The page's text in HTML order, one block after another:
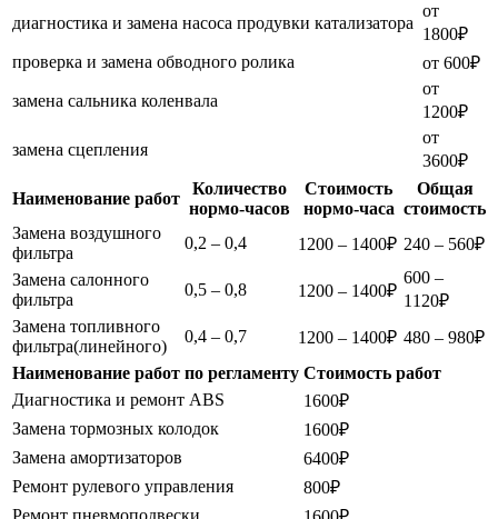
диагностика и замена насоса продувки катализатора
от
1800₽
проверка и замена обводного ролика
от 600₽
замена сальника коленвала
от
1200₽
замена сцепления
от
3600₽
Наименование работ
Количество
нормо-часов
Стоимость
нормо-часа
Общая
стоимость
Замена воздушного
фильтра
0,2 – 0,4 1200 – 1400₽ 240 – 560₽
Замена салонного
фильтра
0,5 – 0,8 1200 – 1400₽
600 –
1120₽
Замена топливного
фильтра(линейного)
0,4 – 0,7 1200 – 1400₽ 480 – 980₽
Наименование работ по регламенту Стоимость работ
Диагностика и ремонт ABS
1600₽
Замена тормозных колодок
1600₽
Замена амортизаторов
6400₽
Ремонт рулевого управления
800₽